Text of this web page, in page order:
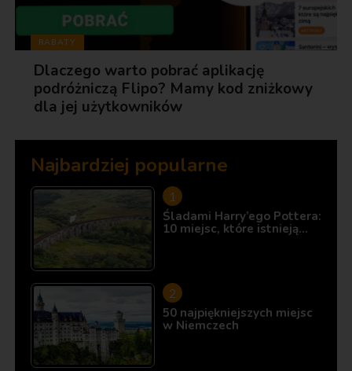
RABATY
Dlaczego warto pobrać aplikację
podróżniczą Flipo? Mamy kod zniżkowy
dla jej użytkowników
Najbardziej popularne
Śladami Harry’ego Pottera:
10 miejsc, które istnieją…
50 najpiękniejszych miejsc
w Niemczech